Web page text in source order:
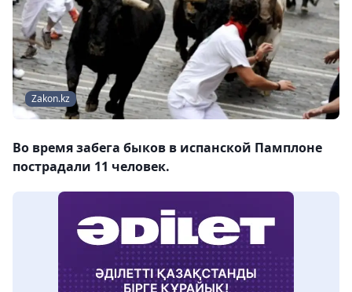
Zakon.kz
Во время забега быков в испанской Памплоне
пострадали 11 человек.